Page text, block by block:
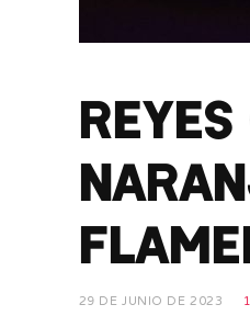
29 DE JUNIO DE 2023